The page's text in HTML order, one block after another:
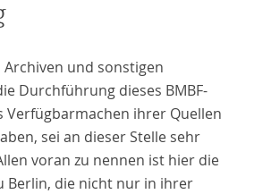
und sonstigen
Durchführung dieses BMBF-
Verfügbarmachen ihrer Quellen
sei an dieser Stelle sehr
voran zu nennen ist hier die
Berlin, die nicht nur in ihrer